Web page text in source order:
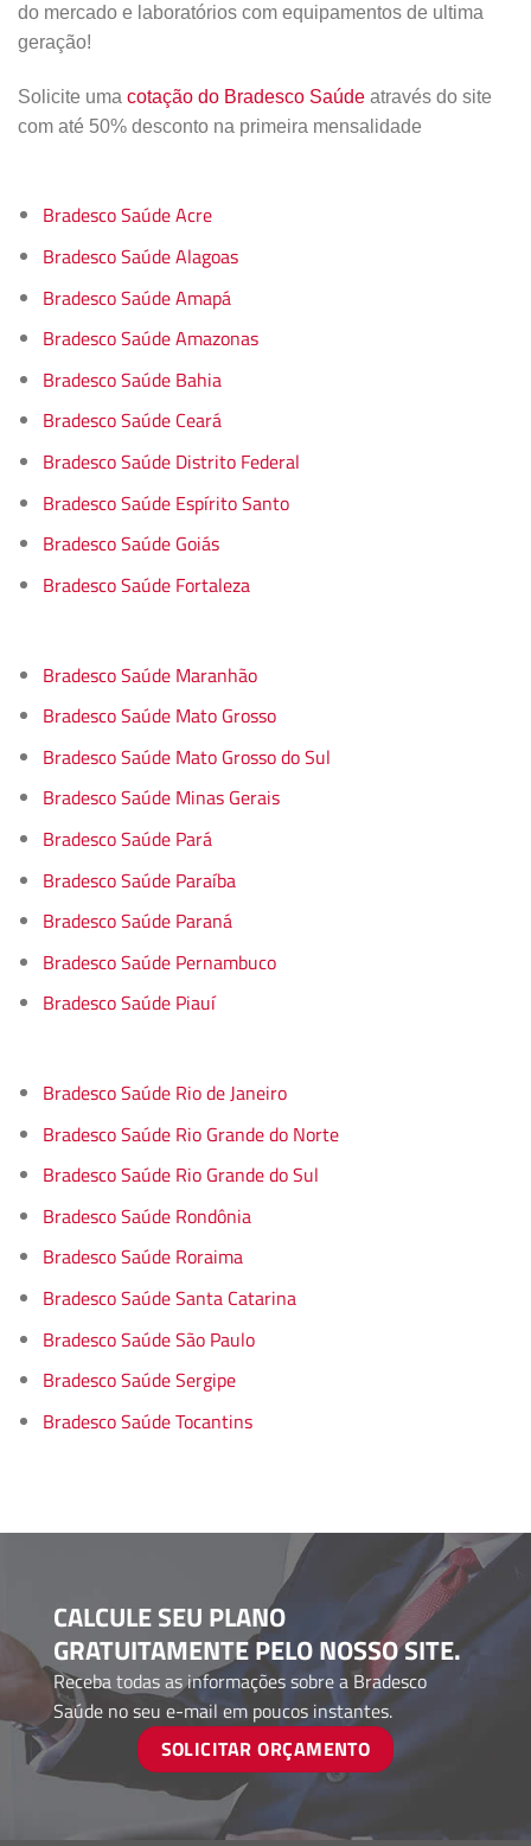
do mercado e laboratórios com equipamentos de ultima
geração!
Solicite uma cotação do Bradesco Saúde através do site
com até 50% desconto na primeira mensalidade
Bradesco Saúde Acre
Bradesco Saúde Alagoas
Bradesco Saúde Amapá
Bradesco Saúde Amazonas
Bradesco Saúde Bahia
Bradesco Saúde Ceará
Bradesco Saúde Distrito Federal
Bradesco Saúde Espírito Santo
Bradesco Saúde Goiás
Bradesco Saúde Fortaleza
Bradesco Saúde Maranhão
Bradesco Saúde Mato Grosso
Bradesco Saúde Mato Grosso do Sul
Bradesco Saúde Minas Gerais
Bradesco Saúde Pará
Bradesco Saúde Paraíba
Bradesco Saúde Paraná
Bradesco Saúde Pernambuco
Bradesco Saúde Piauí
Bradesco Saúde Rio de Janeiro
Bradesco Saúde Rio Grande do Norte
Bradesco Saúde Rio Grande do Sul
Bradesco Saúde Rondônia
Bradesco Saúde Roraima
Bradesco Saúde Santa Catarina
Bradesco Saúde São Paulo
Bradesco Saúde Sergipe
Bradesco Saúde Tocantins
CALCULE SEU PLANO
GRATUITAMENTE PELO NOSSO SITE.
Receba todas as informações sobre a Bradesco
Saúde no seu e-mail em poucos instantes.
SOLICITAR ORÇAMENTO